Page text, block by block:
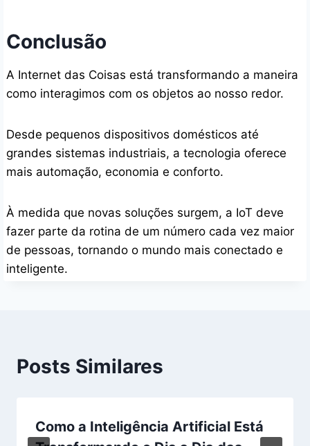
Conclusão
A Internet das Coisas está transformando a maneira
como interagimos com os objetos ao nosso redor.
Desde pequenos dispositivos domésticos até
grandes sistemas industriais, a tecnologia oferece
mais automação, economia e conforto.
À medida que novas soluções surgem, a IoT deve
fazer parte da rotina de um número cada vez maior
de pessoas, tornando o mundo mais conectado e
inteligente.
Posts Similares
Como a Inteligência Artificial Está